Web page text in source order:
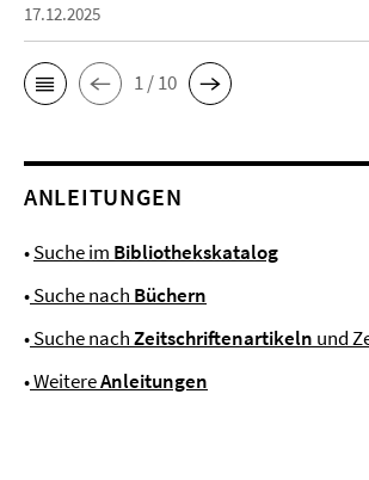
17.12.2025
1 / 10
ANLEITUNGEN
•Suche im Bibliothekskatalog
•Suche nach Büchern
•Suche nachZeitschriftenartikeln und
•WeitereAnleitungen